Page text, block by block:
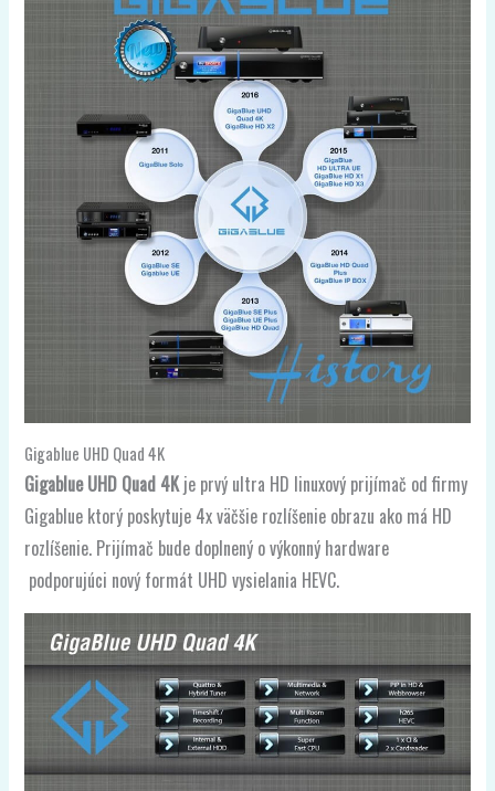
Gigablue UHD Quad 4K
Gigablue UHD Quad 4Kje prvý ultra HD linuxový prijímač od firmy
Gigablue ktorý poskytuje 4x väčšie rozlíšenie obrazu ako má HD
rozlíšenie. Prijímač bude doplnený o výkonný hardware
podporujúci nový formát UHD vysielania HEVC.